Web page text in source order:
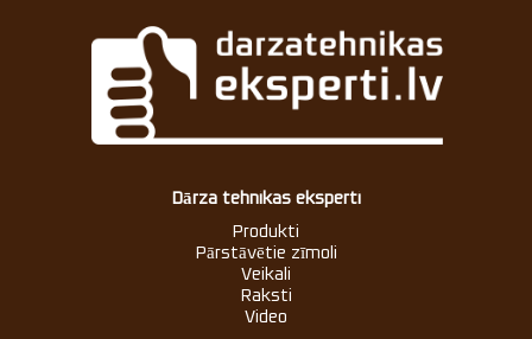
Dārza tehnikas eksperti
Produkti
Pārstāvētie zīmoli
Veikali
Raksti
Video